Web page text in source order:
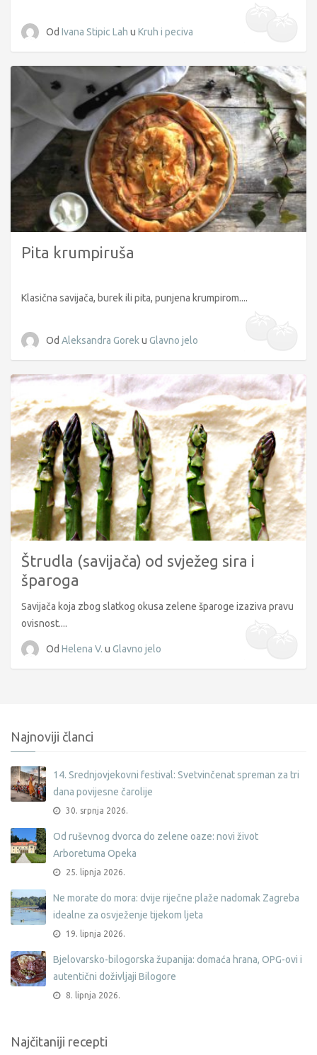
Od Ivana Stipic Lah u Kruh i peciva
Pita krumpiruša
Klasična savijača, burek ili pita, punjena krumpirom....
Od Aleksandra Gorek u Glavno jelo
Štrudla (savijača) od svježeg sira i
šparoga
Savijača koja zbog slatkog okusa zelene šparoge izaziva pravu
ovisnost....
Od Helena V. u Glavno jelo
Najnoviji članci
14. Srednjovjekovni festival: Svetvinčenat spreman za tri
dana povijesne čarolije
30. srpnja 2026.
Od ruševnog dvorca do zelene oaze: novi život
Arboretuma Opeka
25. lipnja 2026.
Ne morate do mora: dvije riječne plaže nadomak Zagreba
idealne za osvježenje tijekom ljeta
19. lipnja 2026.
Bjelovarsko-bilogorska županija: domaća hrana, OPG-ovi i
autentični doživljaji Bilogore
8. lipnja 2026.
Najčitaniji recepti